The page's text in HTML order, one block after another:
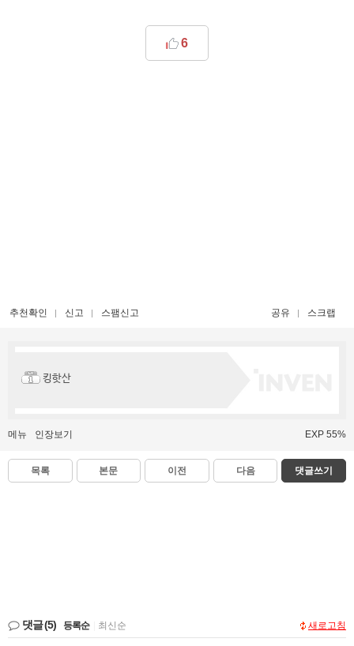
6
추천확인 신고 스팸신고 공유 스크랩
킹핫산
메뉴 인장보기 EXP 55%
목록 본문 이전 다음 댓글쓰기
댓글(5) 등록순 최신순 새로고침